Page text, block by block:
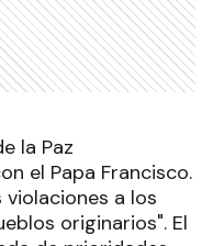
la Paz
el Papa Francisco.
a los
originarios". El